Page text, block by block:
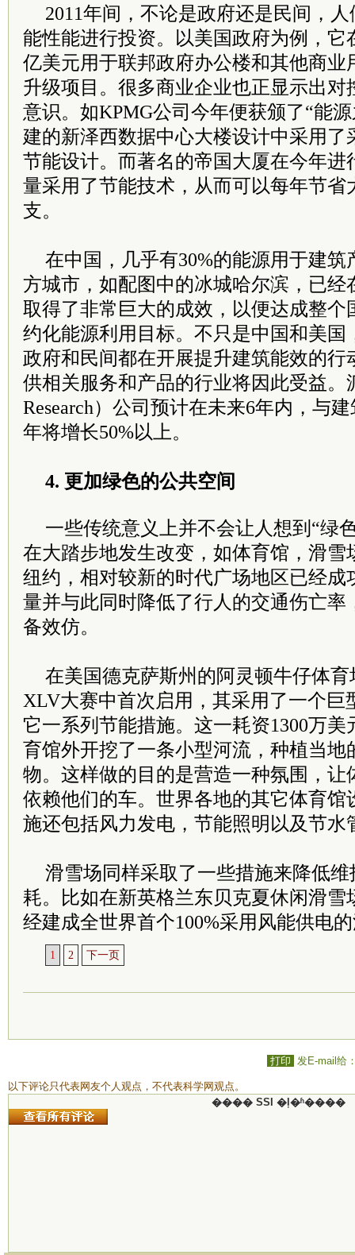
2011年间，不论是政府还是民间，
能性能进行投资。以美国政府为例，它
亿美元用于联邦政府办公楼和其他商业
升级项目。很多商业企业也正显示出对
意识。如KPMG公司今年便获颁了“能
建的新泽西数据中心大楼设计中采用了
节能设计。而著名的帝国大厦在今年进
量采用了节能技术，从而可以每年节省
支。
在中国，几乎有30%的能源用于建
方城市，如配图中的冰城哈尔滨，已经
取得了非常巨大的成效，以便达成整个
约化能源利用目标。不只是中国和美国
政府和民间都在开展提升建筑能效的行
供相关服务和产品的行业将因此受益。
Research）公司预计在未来6年内，与
年将增长50%以上。
4. 更加绿色的公共空间
一些传统意义上并不会让人想到“绿
在大踏步地发生改变，如体育馆，滑雪
纽约，相对较新的时代广场地区已经成
量并与此同时降低了行人的交通伤亡率
备效仿。
在美国德克萨斯州的阿灵顿牛仔体
XLV大赛中首次启用，其采用了一个巨
它一系列节能措施。这一耗资1300万
育馆外开挖了一条小型河流，种植当地
物。这样做的目的是营造一种氛围，让
依赖他们的车。世界各地的其它体育馆
施还包括风力发电，节能照明以及节水
滑雪场同样采取了一些措施来降低
耗。比如在新英格兰东贝克夏休闲滑雪
经建成全世界首个100%采用风能供电
1 2 下一页
打印 发E-mail给
以下评论只代表网友个人观点，不代表科学网观点。
���� SSI �ļ�ʱ����